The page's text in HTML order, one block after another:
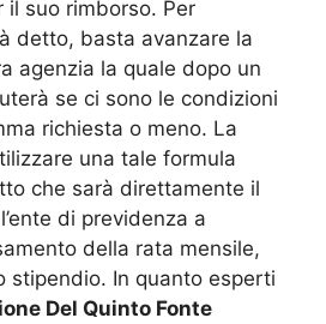
il suo rimborso. Per
detto, basta avanzare la
agenzia la quale dopo un
se ci sono le condizioni
richiesta o meno. La
una tale formula
che sarà direttamente il
di previdenza a
della rata mensile,
stipendio. In quanto esperti
Del Quinto Fonte